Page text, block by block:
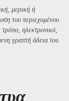
μερική ή
του περιεχομένου
τρόπο, ηλεκτρονικό,
γραπτή άδεια του